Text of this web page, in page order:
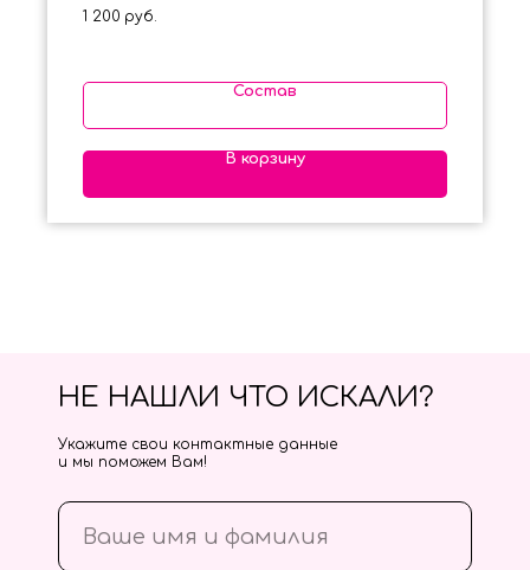
1 200 руб.
Состав
В корзину
НЕ НАШЛИ ЧТО ИСКАЛИ?
Укажите свои контактные данные
и мы поможем Вам!